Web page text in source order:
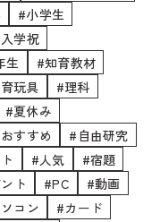
#小学生
学祝
生
#知育教材
玩具
#理科
#夏休み
すすめ
#自由研究
#人気
#宿題
ト #PC
#動画
コン
#カード